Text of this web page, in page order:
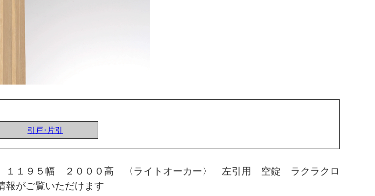
引戸･片引
１９５幅 ２０００高 〈ライトオーカー〉 左引用 空錠 ラクラクロ
報がご覧いただけます